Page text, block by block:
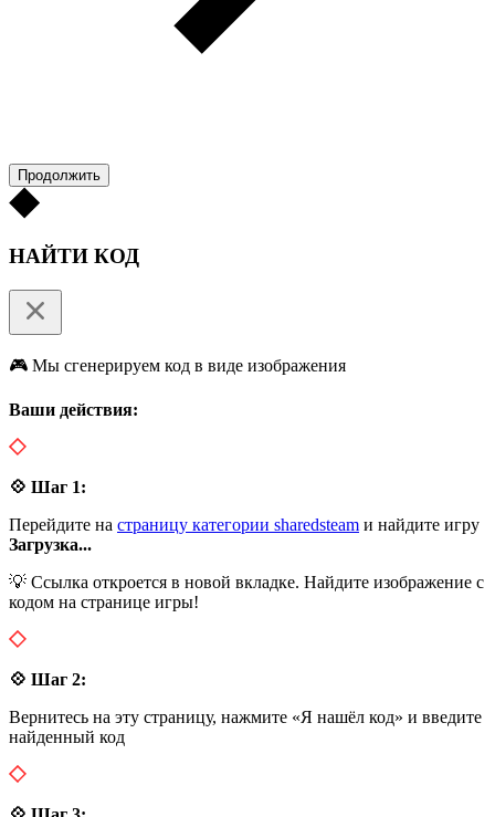
Продолжить
НАЙТИ КОД
🎮 Мы сгенерируем код в виде изображения
Ваши действия:
💠 Шаг 1:
Перейдите на страницу категории sharedsteam и найдите игру
Загрузка...
💡 Ссылка откроется в новой вкладке. Найдите изображение с
кодом на странице игры!
💠 Шаг 2:
Вернитесь на эту страницу, нажмите «Я нашёл код» и введите
найденный код